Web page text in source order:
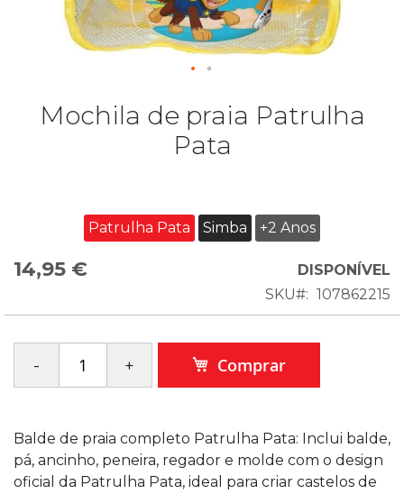
Mochila de praia Patrulha
Pata
Patrulha Pata Simba +2 Anos
14,95 €
DISPONÍVEL
SKU
107862215
Comprar
Balde de praia completo Patrulha Pata: Inclui balde,
pá, ancinho, peneira, regador e molde com o design
oficial da Patrulha Pata, ideal para criar castelos de